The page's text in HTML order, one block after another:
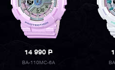
14 990P
BA-110MC-6A